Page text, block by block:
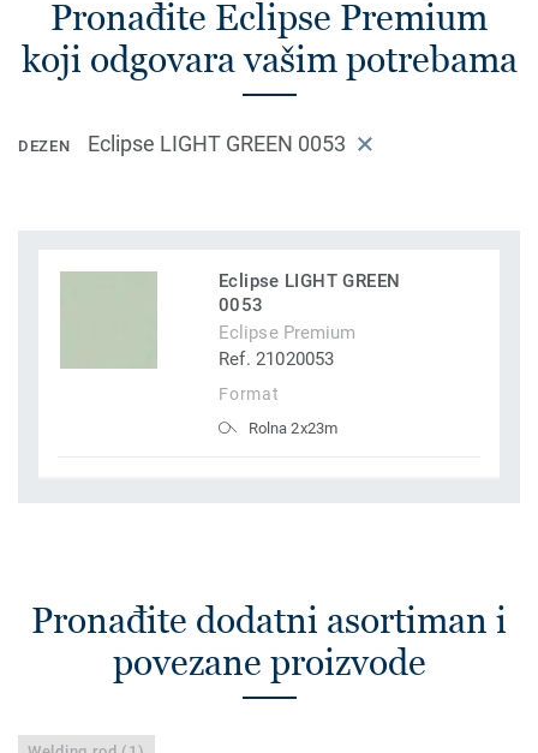
Pronađite Eclipse Premium
koji odgovara vašim potrebama
DEZEN Eclipse LIGHT GREEN 0053
Eclipse LIGHT GREEN
0053
Eclipse Premium
Ref. 21020053
Format
Rolna 2x23m
Pronađite dodatni asortiman i
povezane proizvode